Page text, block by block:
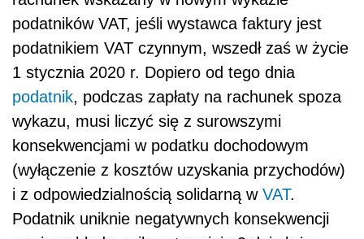
podatników VAT, jeśli wystawca faktury jest
podatnikiem VAT czynnym, wszedł zaś w życie
1 stycznia 2020 r. Dopiero od tego dnia
podatnik, podczas zapłaty na rachunek spoza
wykazu, musi liczyć się z surowszymi
konsekwencjami w podatku dochodowym
(wyłączenie z kosztów uzyskania przychodów)
i z odpowiedzialnością solidarną w VAT.
Podatnik uniknie negatywnych konsekwencji